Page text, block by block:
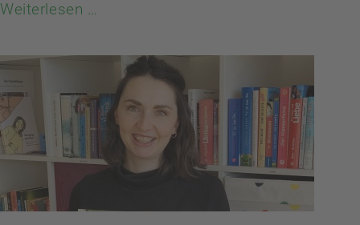
Weiterlesen …